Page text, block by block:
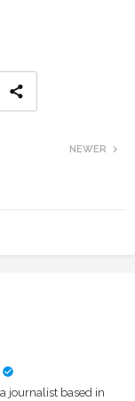
NEWER
journalist based in